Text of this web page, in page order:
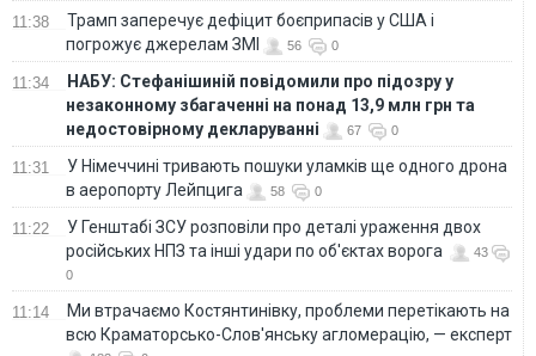
11:38
Трамп заперечує дефіцит боєприпасів у США і
погрожує джерелам ЗМІ
56 0
11:34
НАБУ: Стефанішиній повідомили про підозру у
незаконному збагаченні на понад 13,9 млн грн та
недостовірному декларуванні
67 0
11:31
У Німеччині тривають пошуки уламків ще одного дрона
в аеропорту Лейпцига
58 0
11:22
У Генштабі ЗСУ розповіли про деталі ураження двох
російських НПЗ та інші удари по об'єктах ворога
43
0
11:14
Ми втрачаємо Костянтинівку, проблеми перетікають на
всю Краматорсько-Слов'янську агломерацію, — експерт